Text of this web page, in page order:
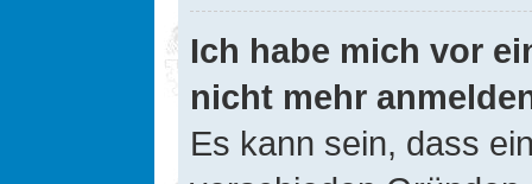
Ich habe mich vor
nicht mehr
Es kann sein, dass